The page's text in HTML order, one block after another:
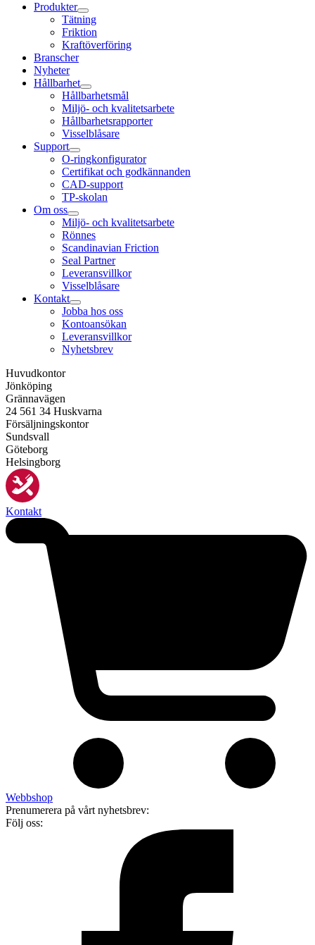
Produkter
Tätning
Friktion
Kraftöverföring
Branscher
Nyheter
Hållbarhet
Hållbarhetsmål
Miljö- och kvalitetsarbete
Hållbarhetsrapporter
Visselblåsare
Support
O-ringkonfigurator
Certifikat och godkännanden
CAD-support
TP-skolan
Om oss
Miljö- och kvalitetsarbete
Rönnes
Scandinavian Friction
Seal Partner
Leveransvillkor
Visselblåsare
Kontakt
Jobba hos oss
Kontoansökan
Leveransvillkor
Nyhetsbrev
Huvudkontor
Jönköping
Grännavägen
24 561 34 Huskvarna
Försäljningskontor
Sundsvall
Göteborg
Helsingborg
Kontakt
Webbshop
Prenumerera på vårt nyhetsbrev:
Följ oss: